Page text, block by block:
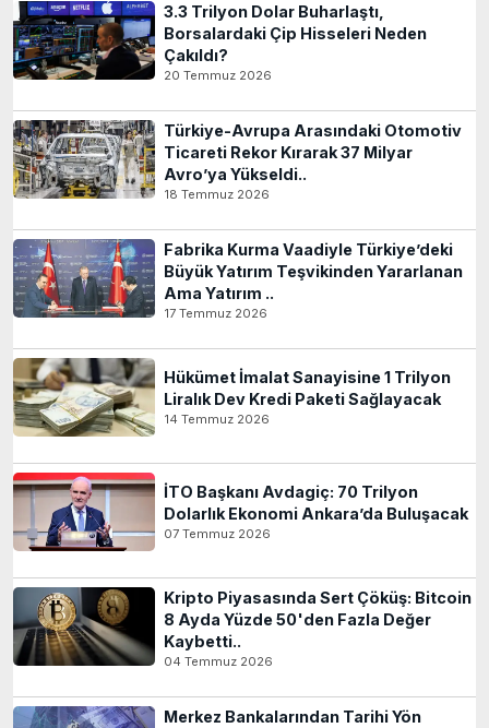
3.3 Trilyon Dolar Buharlaştı,
Borsalardaki Çip Hisseleri Neden
Çakıldı?
20 Temmuz 2026
Türkiye-Avrupa Arasındaki Otomotiv
Ticareti Rekor Kırarak 37 Milyar
Avro’ya Yükseldi..
18 Temmuz 2026
Fabrika Kurma Vaadiyle Türkiye’deki
Büyük Yatırım Teşvikinden Yararlanan
Ama Yatırım ..
17 Temmuz 2026
Hükümet İmalat Sanayisine 1 Trilyon
Liralık Dev Kredi Paketi Sağlayacak
14 Temmuz 2026
İTO Başkanı Avdagiç: 70 Trilyon
Dolarlık Ekonomi Ankara’da Buluşacak
07 Temmuz 2026
Kripto Piyasasında Sert Çöküş: Bitcoin
8 Ayda Yüzde 50'den Fazla Değer
Kaybetti..
04 Temmuz 2026
Merkez Bankalarından Tarihi Yön